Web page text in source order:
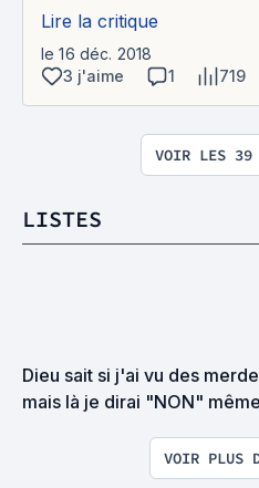
Lire la critique
le 16 déc. 2018
3 j'aime
1 719
VOIR LES 39
LISTES
Dieu sait si j'ai vu des
mais là je dirai "NON"
VOIR PLUS